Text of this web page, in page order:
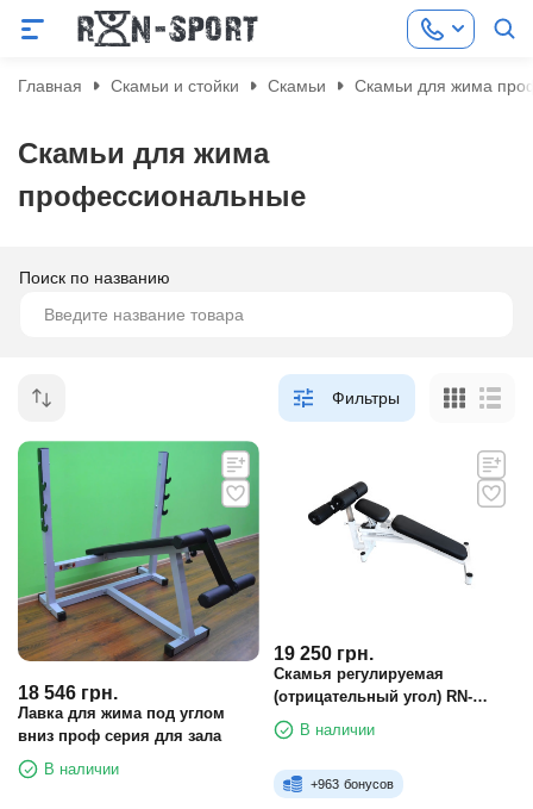
Главная Скамьи и стойки Скамьи Скамьи для жима
Скамьи для жима
профессиональные
Поиск по названию
Фильтры
18 546 грн.
Лавка для жима под углом
вниз проф серия для зала
В наличии
19 250 грн.
Скамья регулируемая
(отрицательный угол) RN-
SPORT imperium
В наличии
+963 бонусов